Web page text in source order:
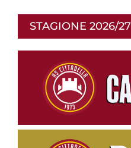
STAGIONE 2026/27